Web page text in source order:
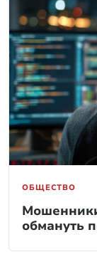
ОБЩЕСТВО
обмануть